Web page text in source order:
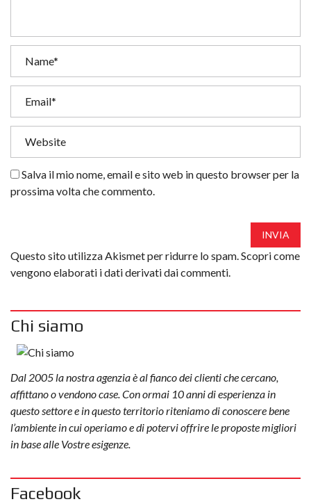
Salva il mio nome, email e sito web in questo browser per la
prossima volta che commento.
INVIA
Questo sito utilizza Akismet per ridurre lo spam.Scopri come
vengono elaborati i dati derivati dai commenti.
Chi siamo
Dal 2005 la nostra agenzia è al fianco dei clienti che cercano,
affittano o vendono case. Con ormai 10 anni di esperienza in
questo settore e in questo territorio riteniamo di conoscere bene
l’ambiente in cui operiamo e di potervi offrire le proposte migliori
in base alle Vostre esigenze.
Facebook